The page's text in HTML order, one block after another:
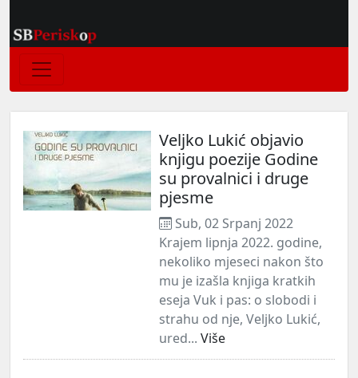
Veljko Lukić objavio
knjigu poezije Godine
su provalnici i druge
pjesme
Sub, 02 Srpanj 2022
Krajem lipnja 2022. godine,
nekoliko mjeseci nakon što
mu je izašla knjiga kratkih
eseja Vuk i pas: o slobodi i
strahu od nje, Veljko Lukić,
ured... Više